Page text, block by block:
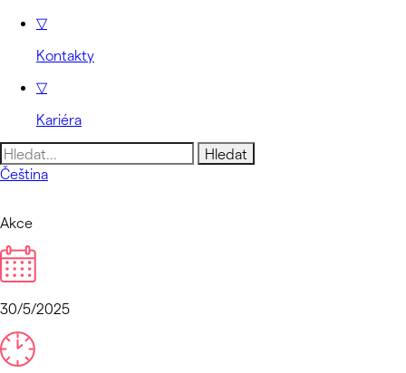
▽
Kontakty
▽
Kariéra
Vyhledávání
Čeština
Akce
30/5/2025